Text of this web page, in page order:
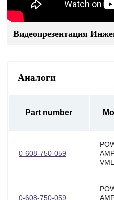
Видеопрезентация
Аналоги
Part number
0-608-750-059
0-608-750-059